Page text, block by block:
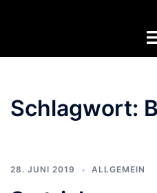
Schlagwort:
28. JUNI 2019 ALLGEMEIN